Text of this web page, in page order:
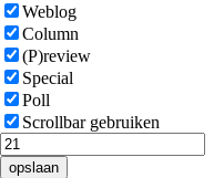
Weblog
Column
(P)review
Special
Poll
Scrollbar gebruiken
opslaan